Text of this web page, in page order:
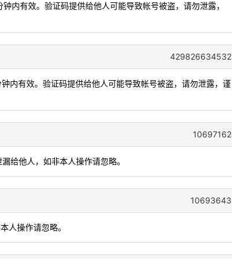
内有效。验证码提供给他人可能导致帐号被盗，请勿泄露，
429826634532
内有效。验证码提供给他人可能导致帐号被盗，请勿泄露，谨
10697162
给他人，如非本人操作请忽略。
10693643
人操作请忽略。